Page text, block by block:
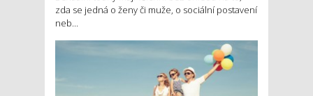
zda se jedná o ženy či muže, o sociální postavení
neb...